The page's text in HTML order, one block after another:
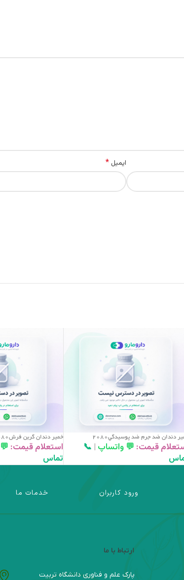
ایمیل*
دندان ضد جرم ضد پوسيدگي2080
قیمت: 💬 واتساپ |
📞
خمير دندان گرين فرش2080
استعلام قیمت:
تماس
ورود کاربران خدمات ما
ارتباط با ما
پارک علم و فناوری دانشگاه تربیت